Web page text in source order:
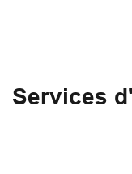
Services